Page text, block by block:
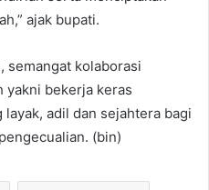
ajak bupati.
semangat kolaborasi
yakni bekerja keras
adil dan sejahtera bagi
(bin)